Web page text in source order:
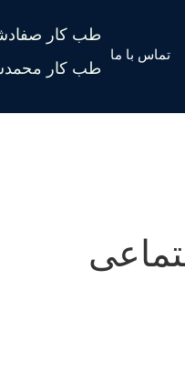
تماس با ما
طب کار
طب کار